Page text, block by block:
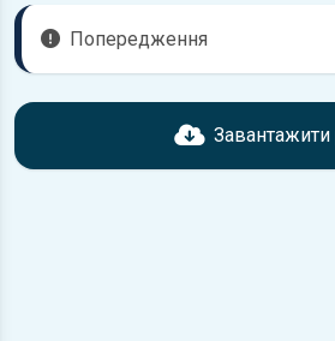
Попередження
Перед завантаженням ознайомтесь
Nissan Almera, що надані в книзі.